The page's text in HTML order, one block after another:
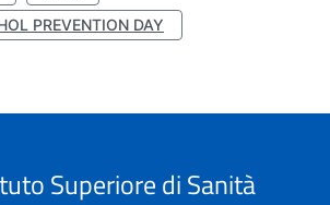
PREVENTION DAY
Superiore di Sanità